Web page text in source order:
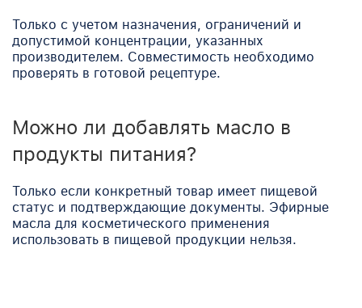
Только с учетом назначения, ограничений и
допустимой концентрации, указанных
производителем. Совместимость необходимо
проверять в готовой рецептуре.
Можно ли добавлять масло в
продукты питания?
Только если конкретный товар имеет пищевой
статус и подтверждающие документы. Эфирные
масла для косметического применения
использовать в пищевой продукции нельзя.